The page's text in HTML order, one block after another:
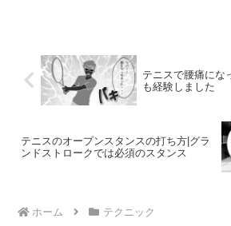
テニスで腰痛にな
も経験しました
テニスのオープンスタンスの打ち方|グラ
ンドストロークでは必須のスタンス
ホーム テクニック